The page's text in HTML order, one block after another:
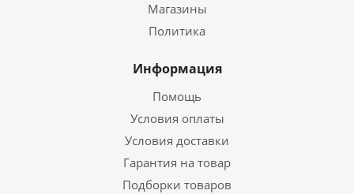
Магазины
Политика
Информация
Помощь
Условия оплаты
Условия доставки
Гарантия на товар
Подборки товаров